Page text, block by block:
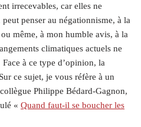
irrecevables, car elles ne
penser au négationnisme, à la
même, à mon humble avis, à la
climatiques actuels ne
à ce type d’opinion, la
ce sujet, je vous réfère à un
Philippe Bédard-Gagnon,
« Quand faut-il se boucher les